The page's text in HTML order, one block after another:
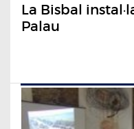
La Bisbal
Palau